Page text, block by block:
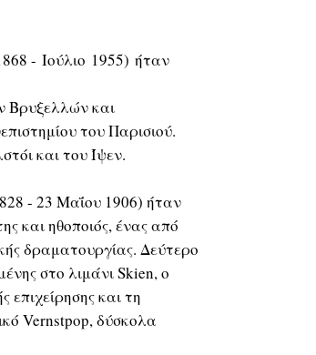
- Ιούλιο 1955) ήταν
Βρυξελλών και
του Παρισιού.
και του Ίψεν.
- 23 Μαΐου 1906) ήταν
και ηθοποιός, ένας από
δραματουργίας. Δεύτερο
στο λιμάνι Skien, ο
επιχείρησης και τη
Vernstpop, δύσκολα